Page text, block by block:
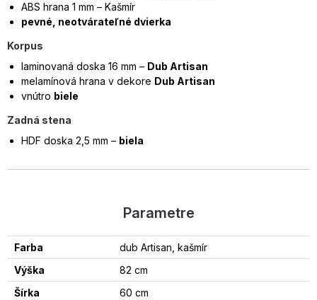
ABS hrana 1 mm – Kašmír
pevné, neotvárateľné dvierka
Korpus
laminovaná doska 16 mm – Dub Artisan
melamínová hrana v dekore Dub Artisan
vnútro biele
Zadná stena
HDF doska 2,5 mm – biela
Parametre
Farba
dub Artisan, kašmír
Výška
82 cm
Šírka
60 cm